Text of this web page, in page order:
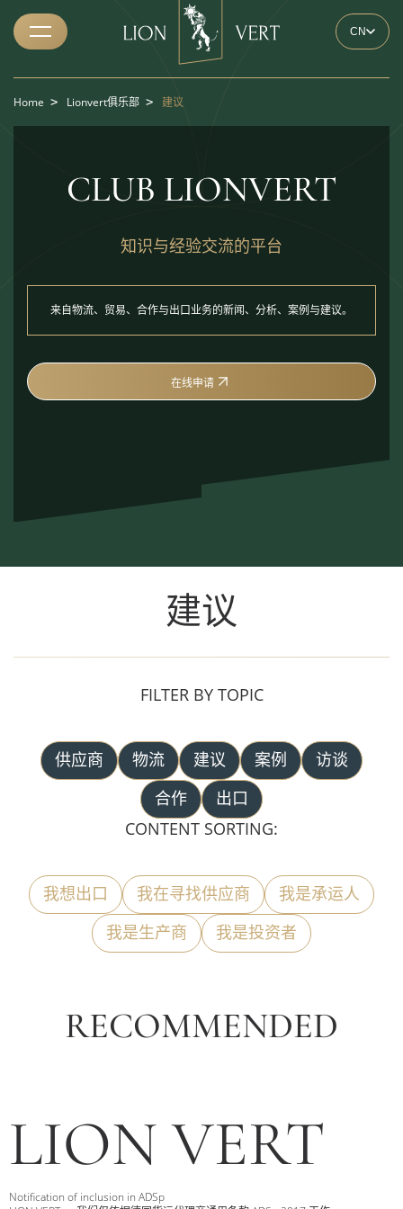
CN
Home > Lionvert俱乐部 > 建议
CLUB LIONVERT
知识与经验交流的平台
来自物流、贸易、合作与出口业务的新闻、分析、案例与建议。
在线申请
建议
FILTER BY TOPIC
供应商 物流 建议 案例
访谈
合作
出口
CONTENT SORTING:
我想出口 我在寻找供应商
我是承运人
我是生产商
我是投资者
RECOMMENDED
LION VERT
Notification of inclusion in ADSp